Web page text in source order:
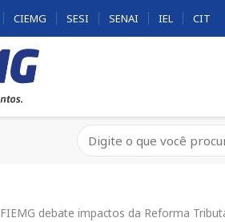
CIEMG SESI SENAI IEL CIT
FIEMG debate impactos da Reforma